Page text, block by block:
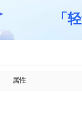
「
属性